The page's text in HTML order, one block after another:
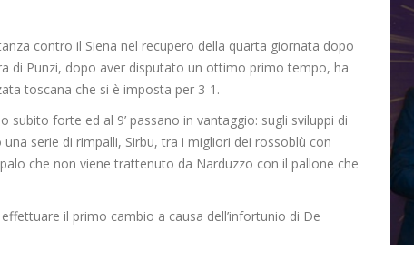
contro il Siena nel recupero della quarta giornata dopo
di Punzi, dopo aver disputato un ottimo primo tempo, ha
toscana che si è imposta per 3-1.
forte ed al 9’ passano in vantaggio: sugli sviluppi di
serie di rimpalli, Sirbu, tra i migliori dei rossoblù con
che non viene trattenuto da Narduzzo con il pallone che
il primo cambio a causa dell’infortunio di De